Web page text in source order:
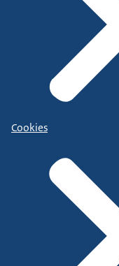
Cookies